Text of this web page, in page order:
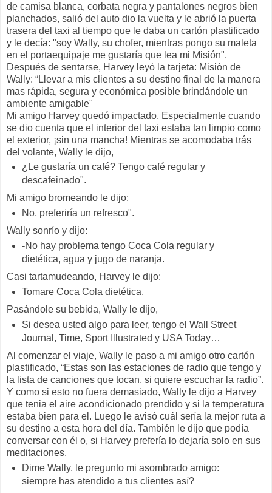
de camisa blanca, corbata negra y pantalones negros bien
planchados, salió del auto dio la vuelta y le abrió la puerta
trasera del taxi al tiempo que le daba un cartón plastificado
y le decía: "soy Wally, su chofer, mientras pongo su maleta
en el portaequipaje me gustaría que lea mi Misión".
Después de sentarse, Harvey leyó la tarjeta: Misión de
Wally: “Llevar a mis clientes a su destino final de la manera
mas rápida, segura y económica posible brindándole un
ambiente amigable"
Mi amigo Harvey quedó impactado. Especialmente cuando
se dio cuenta que el interior del taxi estaba tan limpio como
el exterior, ¡sin una mancha! Mientras se acomodaba trás
del volante, Wally le dijo,
¿Le gustaría un café? Tengo café regular y
descafeinado".
Mi amigo bromeando le dijo:
No, preferiría un refresco".
Wally sonrío y dijo:
-No hay problema tengo Coca Cola regular y
dietética, agua y jugo de naranja.
Casi tartamudeando, Harvey le dijo:
Tomare Coca Cola dietética.
Pasándole su bebida, Wally le dijo,
Si desea usted algo para leer, tengo el Wall Street
Journal, Time, Sport Illustrated y USA Today…
Al comenzar el viaje, Wally le paso a mi amigo otro cartón
plastificado, “Estas son las estaciones de radio que tengo y
la lista de canciones que tocan, si quiere escuchar la radio”.
Y como si esto no fuera demasiado, Wally le dijo a Harvey
que tenia el aire acondicionado prendido y si la temperatura
estaba bien para el. Luego le avisó cuál sería la mejor ruta a
su destino a esta hora del día. También le dijo que podía
conversar con él o, si Harvey prefería lo dejaría solo en sus
meditaciones.
Dime Wally, le pregunto mi asombrado amigo:
siempre has atendido a tus clientes así?